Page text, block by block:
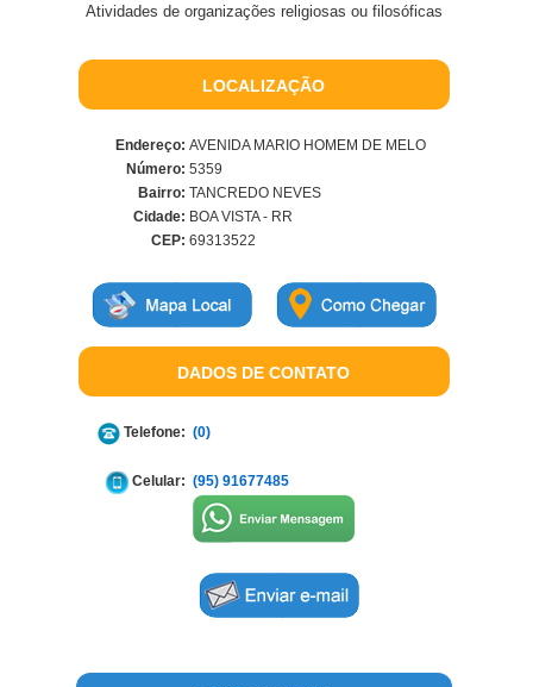
Atividades de organizações religiosas ou filosóficas
LOCALIZAÇÃO
Endereço: AVENIDA MARIO HOMEM DE MELO
Número: 5359
Bairro: TANCREDO NEVES
Cidade: BOA VISTA - RR
CEP: 69313522
DADOS DE CONTATO
Telefone: (0)
Celular: (95) 91677485